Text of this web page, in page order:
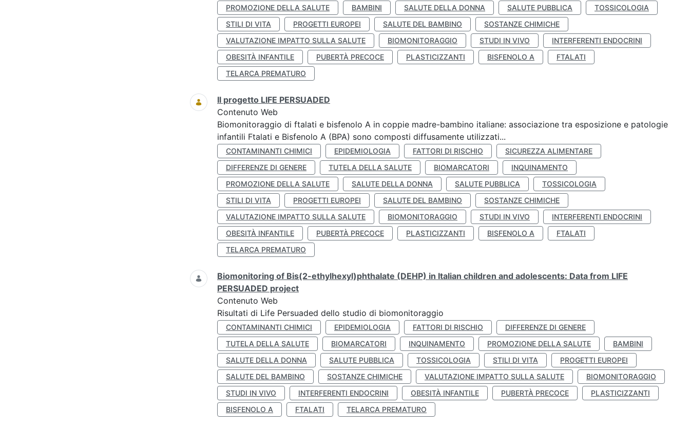
PROMOZIONE DELLA SALUTE
BAMBINI SALUTE DELLA DONNA SALUTE PUBBLICA
TOSSICOLOGIA
STILI DI VITA
PROGETTI EUROPEI SALUTE DEL BAMBINO
SOSTANZE CHIMICHE
VALUTAZIONE IMPATTO SULLA SALUTE
BIOMONITORAGGIO STUDI IN VIVO
INTERFERENTI ENDOCRINI
OBESITÀ INFANTILE
PUBERTÀ PRECOCE PLASTICIZZANTI BISFENOLO A
FTALATI
TELARCA PREMATURO
Il progetto LIFE PERSUADED
Contenuto Web
Biomonitoraggio di ftalati e bisfenolo A in coppie madre-bambino italiane: associazione tra esposizione e patologie
infantili Ftalati e Bisfenolo A (BPA) sono composti diffusamente utilizzati...
CONTAMINANTI CHIMICI EPIDEMIOLOGIA FATTORI DI RISCHIO
SICUREZZA ALIMENTARE
DIFFERENZE DI GENERE
TUTELA DELLA SALUTE BIOMARCATORI
INQUINAMENTO
PROMOZIONE DELLA SALUTE
SALUTE DELLA DONNA SALUTE PUBBLICA
TOSSICOLOGIA
STILI DI VITA
PROGETTI EUROPEI SALUTE DEL BAMBINO
SOSTANZE CHIMICHE
VALUTAZIONE IMPATTO SULLA SALUTE
BIOMONITORAGGIO STUDI IN VIVO
INTERFERENTI ENDOCRINI
OBESITÀ INFANTILE
PUBERTÀ PRECOCE PLASTICIZZANTI BISFENOLO A
FTALATI
TELARCA PREMATURO
Biomonitoring of Bis(2-ethylhexyl)phthalate (DEHP) in Italian children and adolescents: Data from LIFE
PERSUADED project
Contenuto Web
Risultati di Life Persuaded dello studio di biomonitoraggio
CONTAMINANTI CHIMICI EPIDEMIOLOGIA FATTORI DI RISCHIO
DIFFERENZE DI GENERE
TUTELA DELLA SALUTE
BIOMARCATORI INQUINAMENTO PROMOZIONE DELLA SALUTE
BAMBINI
SALUTE DELLA DONNA
SALUTE PUBBLICA TOSSICOLOGIA STILI DI VITA
PROGETTI EUROPEI
SALUTE DEL BAMBINO
SOSTANZE CHIMICHE VALUTAZIONE IMPATTO SULLA SALUTE
BIOMONITORAGGIO
STUDI IN VIVO
INTERFERENTI ENDOCRINI OBESITÀ INFANTILE PUBERTÀ PRECOCE
PLASTICIZZANTI
BISFENOLO A
FTALATI TELARCA PREMATURO